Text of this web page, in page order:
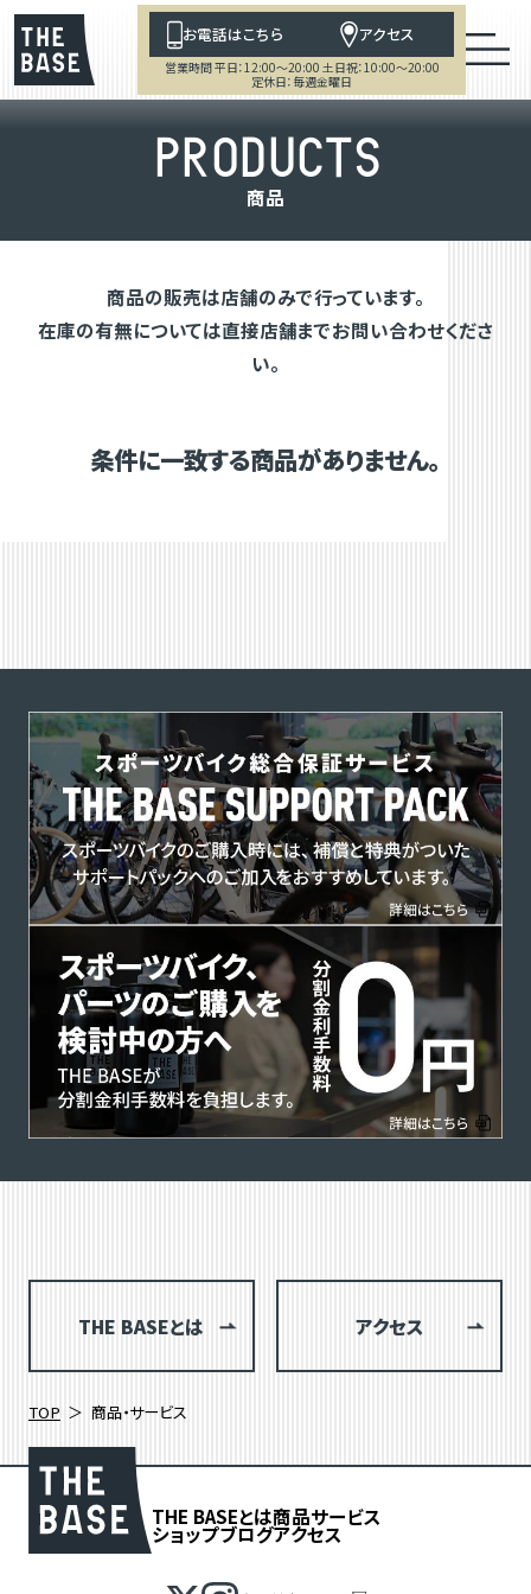
お電話はこちら アクセス
営業時間 平日：12:00～20:00 土日祝：10:00～20:00
定休日：毎週金曜日
PRODUCTS
商品
商品の販売は店舗のみで行っています。
在庫の有無については直接店舗までお問い合わせくださ
い。
条件に一致する商品がありません。
THE BASEとは アクセス
TOP 商品・サービス
THE BASEとは商品サービス
ショップブログアクセス